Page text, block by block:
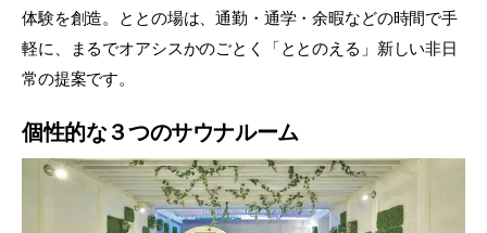
体験を創造。ととの場は、通勤・通学・余暇などの時間で手
軽に、まるでオアシスかのごとく「ととのえる」新しい非日
常の提案です。
個性的な３つのサウナルーム